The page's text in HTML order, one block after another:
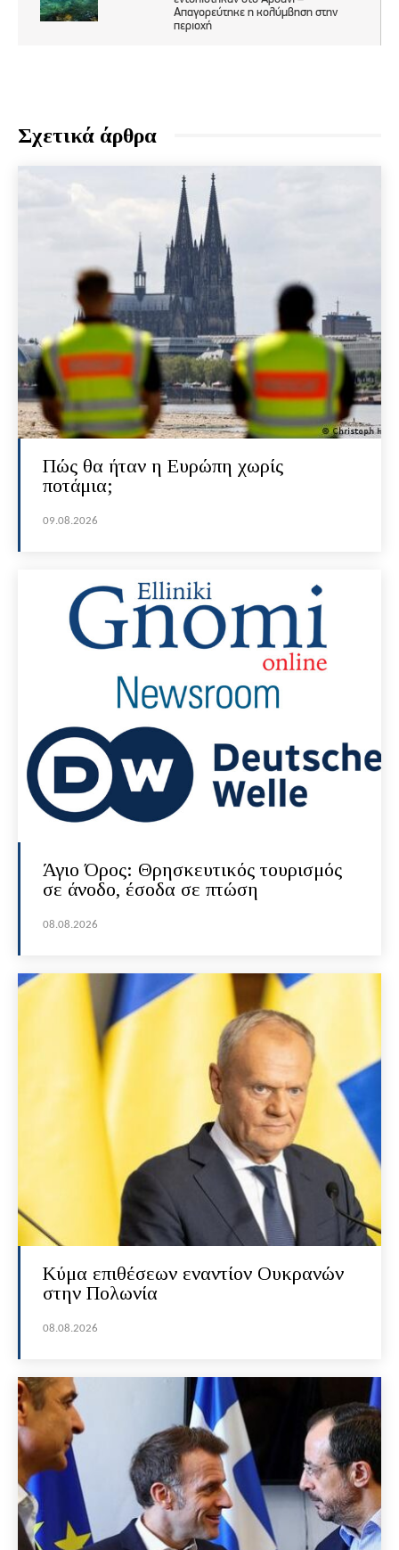
Σχετικά άρθρα
Πώς θα ήταν η Ευρώπη χωρίς
ποτάμια;
09.08.2026
Άγιο Όρος: Θρησκευτικός τουρισμός
σε άνοδο, έσοδα σε πτώση
08.08.2026
Κύμα επιθέσεων εναντίον Ουκρανών
στην Πολωνία
08.08.2026